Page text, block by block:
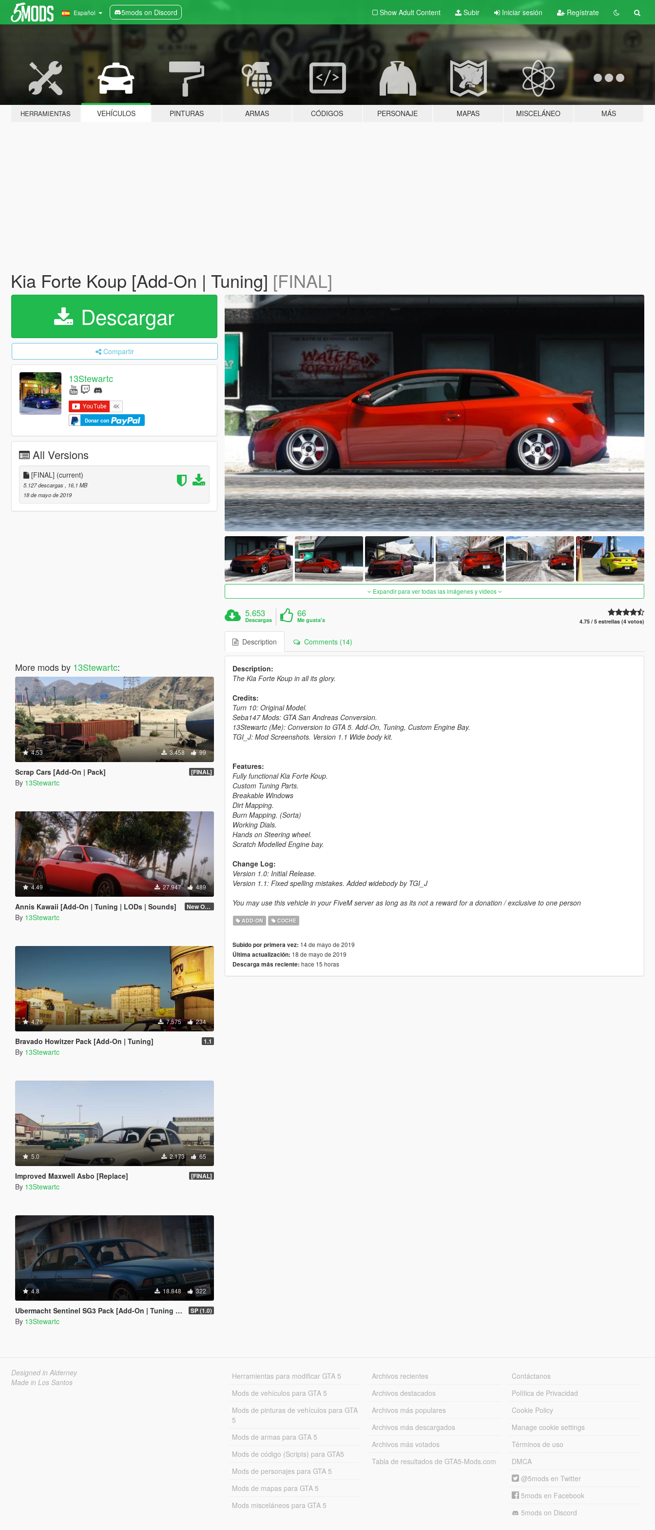
Español 5mods on Discord Show Adult Content Subir Iniciar sesión Regístrate
HERRAMIENTAS VEHÍCULOS PINTURAS ARMAS CÓDIGOS PERSONAJE MAPAS MISCELÁNEO MÁS
Kia Forte Koup [Add-On | Tuning] [FINAL]
Descargar
Compartir
13Stewartc
Donar con
All Versions
[FINAL] (current)
5.127 descargas
, 16,1 MB
18 de mayo de 2019
More mods by 13Stewartc:
4.53 3.458 99
Scrap Cars [Add-On | Pack] [FINAL]
By 13Stewartc
4.49 27.947 489
Annis Kawaii [Add-On | Tuning | LODs | Sounds] New One (2.6)
By 13Stewartc
4.79 7.575 234
Bravado Howitzer Pack [Add-On | Tuning] 1.1
By 13Stewartc
5.0 2.173 65
Improved Maxwell Asbo [Replace] [FINAL]
By 13Stewartc
4.8 18.848 322
Ubermacht Sentinel SG3 Pack [Add-On | Tuning | Wheels | Sounds | LODs | FiveM] SP (1.0)
By 13Stewartc
Expandir para ver todas las imágenes y vídeos
5.653
Descargas
66
Me gusta's 4.75 / 5 estrellas (4 votos)
Description Comments (14)
Description:
The Kia Forte Koup in all its glory.
Credits:
Turn 10: Original Model.
Seba147 Mods: GTA San Andreas Conversion.
13Stewartc (Me): Conversion to GTA 5. Add-On, Tuning, Custom Engine Bay.
TGI_J: Mod Screenshots. Version 1.1 Wide body kit.
Features:
Fully functional Kia Forte Koup.
Custom Tuning Parts.
Breakable Windows
Dirt Mapping.
Burn Mapping. (Sorta)
Working Dials.
Hands on Steering wheel.
Scratch Modelled Engine bay.
Change Log:
Version 1.0: Initial Release.
Version 1.1: Fixed spelling mistakes. Added widebody by TGI_J
You may use this vehicle in your FiveM server as long as its not a reward for a donation / exclusive to one person
ADD-ON COCHE
Subido por primera vez: 14 de mayo de 2019
Última actualización: 18 de mayo de 2019
Descarga más reciente: hace 15 horas
Designed in Alderney
Made in Los Santos
Herramientas para modificar GTA 5
Mods de vehículos para GTA 5
Mods de pinturas de vehículos para GTA
5
Mods de armas para GTA 5
Mods de código (Scripts) para GTA5
Mods de personajes para GTA 5
Mods de mapas para GTA 5
Mods misceláneos para GTA 5
Archivos recientes
Archivos destacados
Archivos más populares
Archivos más descargados
Archivos más votados
Tabla de resultados de GTA5-Mods.com
Contáctanos
Política de Privacidad
Cookie Policy
Manage cookie settings
Términos de uso
DMCA
@5mods en Twitter
5mods en Facebook
5mods on Discord